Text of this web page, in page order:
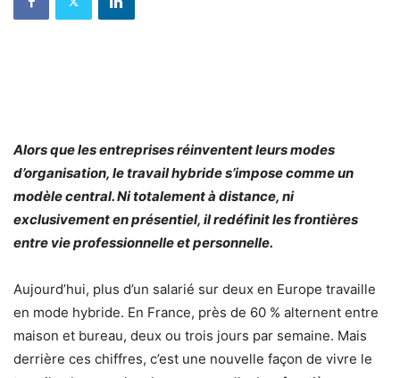
Alors que les entreprises réinventent leurs modes
d’organisation, le travail hybride s’impose comme un
modèle central. Ni totalement à distance, ni
exclusivement en présentiel, il redéfinit les frontières
entre vie professionnelle et personnelle.
Aujourd’hui, plus d’un salarié sur deux en Europe travaille
en mode hybride. En France, près de 60 % alternent entre
maison et bureau, deux ou trois jours par semaine. Mais
derrière ces chiffres, c’est une nouvelle façon de vivre le